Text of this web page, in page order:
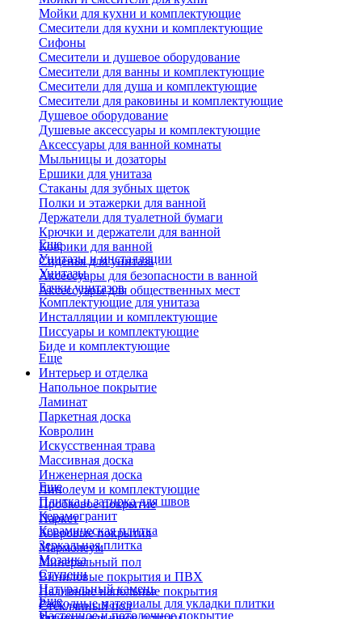
Мойки для кухни и комплектующие
Смесители для кухни и комплектующие
Сифоны
Смесители и душевое оборудование
Смесители для ванны и комплектующие
Смесители для душа и комплектующие
Смесители для раковины и комплектующие
Душевое оборудование
Душевые аксессуары и комплектующие
Аксессуары для ванной комнаты
Мыльницы и дозаторы
Ершики для унитаза
Стаканы для зубных щеток
Полки и этажерки для ванной
Держатели для туалетной бумаги
Крючки и держатели для ванной
Коврики для ванной
Сиденья для унитаза
Аксессуары для безопасности в ванной
Аксессуары для общественных мест
Еще
Унитазы и инсталляции
Унитазы
Бачки унитазов
Комплектующие для унитаза
Инсталляции и комплектующие
Писсуары и комплектующие
Биде и комплектующие
Еще
Интерьер и отделка
Напольное покрытие
Ламинат
Паркетная доска
Ковролин
Искусственная трава
Массивная доска
Инженерная доска
Линолеум и комплектующие
Пробковое покрытие
Паркет
Ковровые покрытия
Мармолеум
Минеральный пол
Виниловые покрытия и ПВХ
Наливные напольные покрытия
Стеклянный пол
Еще
Плитка и затирка для швов
Керамогранит
Керамическая плитка
Зеркальная плитка
Мозаика
Ступени
Натуральный камень
Расходные материалы для укладки плитки
Еще
Настенное и потолочное покрытие